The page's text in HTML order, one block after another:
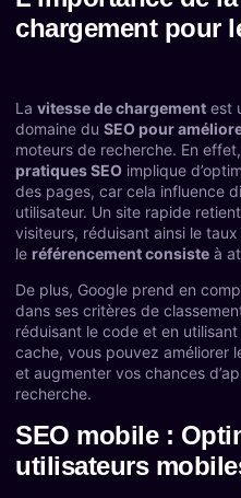
chargement pour
La vitesse de chargement est
domaine du SEO pour
moteurs de recherche. En
pratiques SEO implique
des pages, car cela influence
utilisateur. Un site rapide
visiteurs, réduisant ainsi le
le référencement consiste à
De plus, Google prend en
dans ses critères de
réduisant le code et en
cache, vous pouvez améliorer
et augmenter vos chances
recherche.
SEO mobile :
utilisateurs